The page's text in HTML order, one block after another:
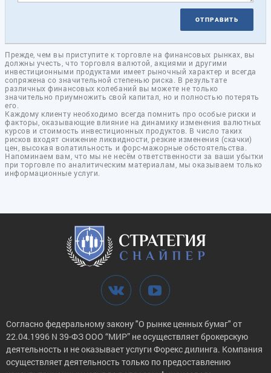
ОТПРАВИТЬ
Прежде, чем вы приступите к торговле на финансовых рынках, вы
должны учесть, что торговля валютой, акциями и другими
инвестиционными продуктами имеет рыночный характер и всегда
сопряжена со значительной степенью риска. В результате
различных финансовых колебаний вы можете не только
значительно приумножить свой капитал, но и полностью потерять
его.
Каждому клиенту необходимо всегда помнить про особые риски и
факторы, оказывающие влияние на динамику изменения валютных
курсов и стоимость инвестиционных продуктов. В число таких
рисков входят снижение ликвидности, резкие изменения (скачки)
цен, высокая волатильность и форс-мажорные обстоятельства.
Напоминаем вам, что мы не несём ответственности за ваши убытки
при торговле по аналитическим материалам, мы оказываем только
информационные услуги.
Согласно федеральному закону "О рынке ценных бумаг" от
22.04.1996 N 39-ФЗ ООО “МИР” не осуществляет брокерскую
деятельность и не оказывает услуги Форекс дилинга. Компания
осуществляет деятельность только по предоставлению